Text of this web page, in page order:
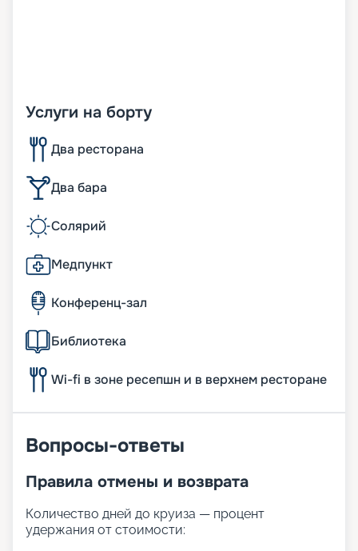
Услуги на борту
Два ресторана
Два бара
Солярий
Медпункт
Конференц-зал
Библиотека
Wi-fi в зоне ресепшн и в верхнем ресторане
Вопросы-ответы
Правила отмены и возврата
Количество дней до круиза — процент
удержания от стоимости: